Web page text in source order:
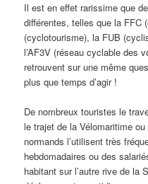
Il est en effet rarissime que
différentes, telles que la FFC
(cyclotourisme), la FUB
l’AF3V (réseau cyclable des
retrouvent sur une même
plus que temps d’agir !
De nombreux touristes le
le trajet de la Vélomaritime
normands l’utilisent très
hebdomadaires ou des
habitant sur l’autre rive de la